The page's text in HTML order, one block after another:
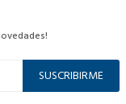
SUSCRIBIRME